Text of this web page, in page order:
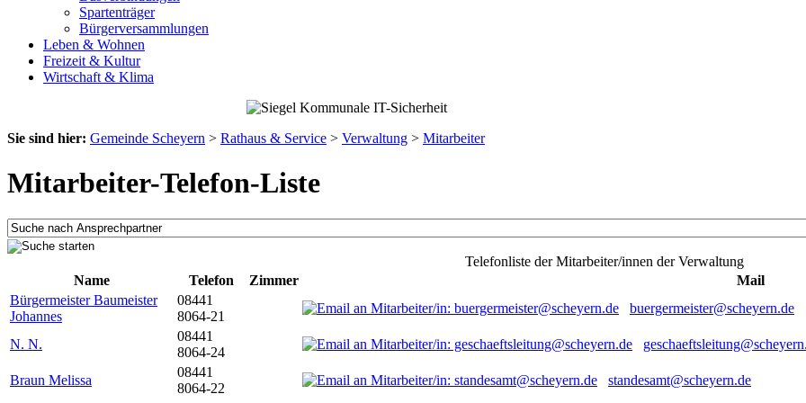
Spartenträger
Bürgerversammlungen
Leben & Wohnen
Freizeit & Kultur
Wirtschaft & Klima
Sie sind hier: Gemeinde Scheyern > Rathaus & Service > Verwaltung > Mitarbeiter
Mitarbeiter-Telefon-Liste
Telefonliste der Mitarbeiter/innen der Verwaltung
Name
Telefon Zimmer
Mail
Bürgermeister Baumeister
Johannes
08441
8064-21
buergermeister@scheyern.de
N. N.
08441
8064-24
Braun Melissa
08441
8064-22
standesamt@scheyern.de